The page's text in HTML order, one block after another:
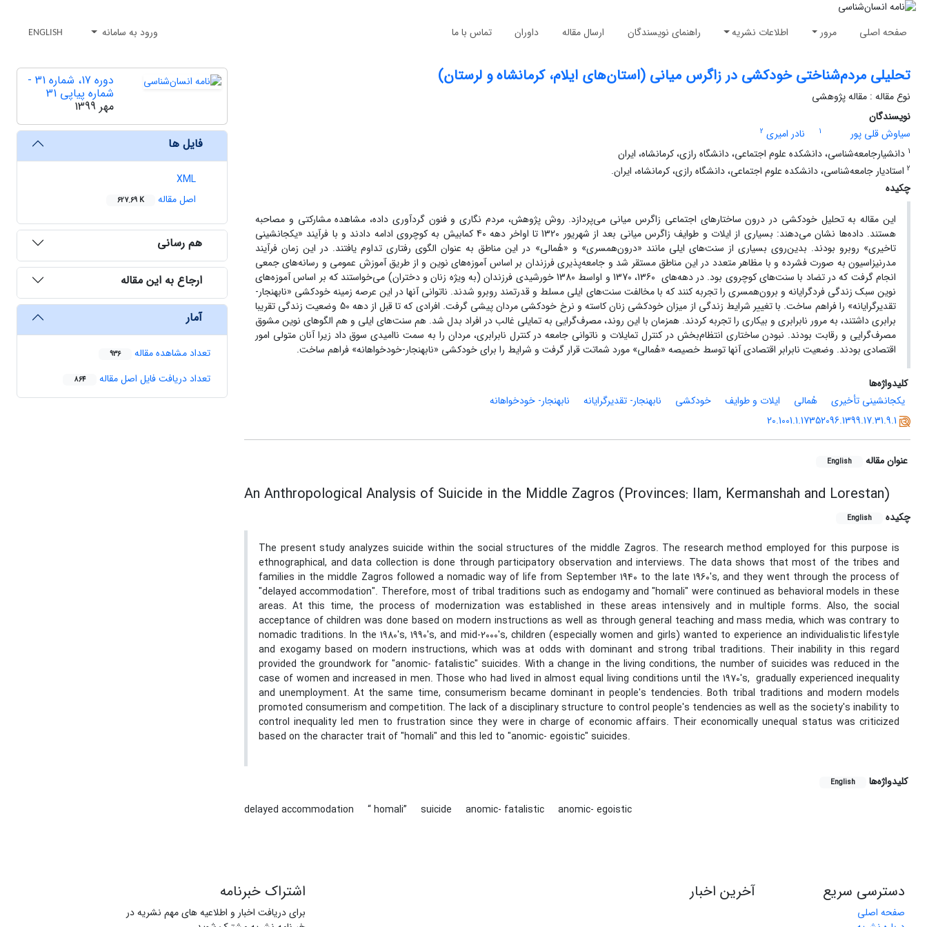
صفحه اصلی مرور اطلاعات نشریه راهنمای نویسندگان ارسال مقاله داوران تماس با ما ورود به سامانه ENGLISH
تحلیلی مردم‌شناختی خودکشی در زاگرس میانی (استان‌های ایلام، کرمانشاه و لرستان)
نوع مقاله : مقاله پژوهشی
نویسندگان
سیاوش قلی پور
1 نادر امیری 2
1 دانشیارجامعه‌شناسی، دانشکده علوم اجتماعی، دانشگاه رازی، کرمانشاه، ایران
2 استادیار جامعه‌شناسی، دانشکده علوم اجتماعی، دانشگاه رازی، کرمانشاه، ایران.
چکیده
این مقاله به تحلیل خودکشی در درون ساختارهای اجتماعی زاگرس میانی می‌پردازد. روش پژوهش، مردم نگاری و فنون گردآوری داده، مشاهده مشارکتی و مصاحبه
هستند. داده‌‌ها نشان می‌دهند: بسیاری از ایلات و طوایف زاگرس میانی بعد از شهریور 1320 تا اواخر دهه 40 کمابیش به کوچروی ادامه دادند و با فرآیند «یکجانشینی
تاخیری» روبرو بودند. بدین‌روی بسیاری از سنت‌های ایلی مانند «درون‌همسری» و «هُمالی» در این مناطق به عنوان الگوی رفتاری تداوم یافتند. در این زمان فرآیند
مدرنیزاسیون به صورت فشرده و با مظاهر متعدد در این مناطق مستقر شد و جامعه‌پذیری فرزندان بر اساس آموزه‌های نوین و از طریق آموزش عمومی و رسانه‌های جمعی
انجام گرفت که در تضاد با سنت‌های کوچروی بود. در دهه‌های 1360، 1370 و اواسط 1380 خورشیدی فرزندان (به ویژه زنان و دختران) می‌خواستند که بر اساس آموزه‌های
نوین سبک زندگی فردگرایانه و برون‌همسری را تجربه کنند که با مخالفت سنت‌های ایلی مسلط و قدرتمند روبرو شدند. ناتوانی آنها در این عرصه زمینه خودکشی «نابهنجار-
تقدیرگرایانه» را فراهم ساخت. با تغییر شرایط زندگی از میزان خودکشی زنان کاسته و نرخ خودکشی مردان پیشی گرفت. افرادی که تا قبل از دهه 50 وضعیت زندگی تقریبا
برابری داشتند، به مرور نابرابری و بیکاری را تجربه کردند. همزمان با این روند، مصرف‌گرایی به تمایلی غالب در افراد بدل شد. هم سنت‌های ایلی و هم الگوهای نوین مشوق
مصرف‌گرایی و رقابت بودند. نبودن ساختاری انتظام‌بخش در کنترل تمایلات و ناتوانی جامعه در کنترل نابرابری، مردان را به سمت ناامیدی سوق داد زیرا آنان متولی امور
اقتصادی بودند. وضعیت نابرابر اقتصادی آنها توسط خصیصه «هُمالی» مورد شماتت قرار گرفت و شرایط را برای خودکشی «نابهنجار-خودخواهانه» فراهم ساخت.
کلیدواژه‌ها
یکجانشینی تأخیری
هُمالی ایلات و طوایف خودکشی نابهنجار- تقدیرگرایانه
نابهنجار- خودخواهانه
20.1001.1.17352096.1399.17.31.9.1
عنوان مقاله English
An Anthropological Analysis of Suicide in the Middle Zagros (Provinces: Ilam, Kermanshah and Lorestan)
چکیده English
The present study analyzes suicide within the social structures of the middle Zagros. The research method employed for this purpose is
ethnographical, and data collection is done through participatory observation and interviews. The data shows that most of the tribes and
families in the middle Zagros followed a nomadic way of life from September 1940 to the late 1960's, and they went through the process of
"delayed accommodation". Therefore, most of tribal traditions such as endogamy and "homali" were continued as behavioral models in these
areas. At this time, the process of modernization was established in these areas intensively and in multiple forms. Also, the social
acceptance of children was done based on modern instructions as well as through general teaching and mass media, which was contrary to
nomadic traditions. In the 1980's, 1990's, and mid-2000's, children (especially women and girls) wanted to experience an individualistic lifestyle
and exogamy based on modern instructions, which was at odds with dominant and strong tribal traditions. Their inability in this regard
provided the groundwork for "anomic- fatalistic" suicides. With a change in the living conditions, the number of suicides was reduced in the
case of women and increased in men. Those who had lived in almost equal living conditions until the 1970's, gradually experienced inequality
and unemployment. At the same time, consumerism became dominant in people's tendencies. Both tribal traditions and modern models
promoted consumerism and competition. The lack of a disciplinary structure to control people's tendencies as well as the society's inability to
control inequality led men to frustration since they were in charge of economic affairs. Their economically unequal status was criticized
based on the character trait of "homali" and this led to "anomic- egoistic" suicides.
کلیدواژه‌ها English
delayed accommodation “ homali” suicide anomic- fatalistic anomic- egoistic
دوره 17، شماره 31 -
شماره پیاپی 31
مهر 1399
فایل ها
XML
اصل مقاله
627.69 K
هم رسانی
ارجاع به این مقاله
آمار
تعداد مشاهده مقاله 936
تعداد دریافت فایل اصل مقاله 864
دسترسی سریع
صفحه اصلی
آخرین اخبار اشتراک خبرنامه
برای دریافت اخبار و اطلاعیه های مهم نشریه در